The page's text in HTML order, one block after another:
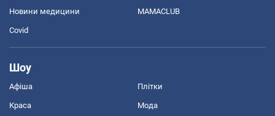
Новини медицини MAMACLUB
Covid
Шоу
Афіша Плітки
Краса Мода